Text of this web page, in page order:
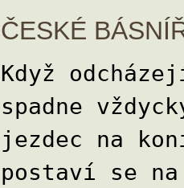
ČESKÉ
Když
spadne
jezdec na
postaví se